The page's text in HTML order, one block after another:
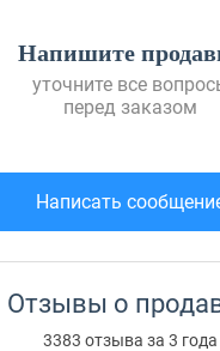
Напишите
уточните все
перед заказом
Написать
Отзывы о
3383 отзыва за 3 года